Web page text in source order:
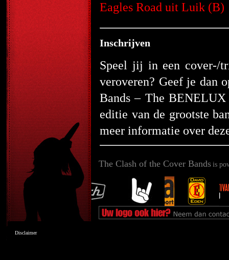
Eagles Road uit Luik (B)
Inschrijven
Speel jij in een cover-/
veroveren? Geef je dan
Bands – The
editie van de grootste
meer informatie over
The Clash of the Cover Bands is
Disclaimer